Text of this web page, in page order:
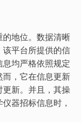
地位。数据清晰
平台所提供的信
均严格依照规定
，它在信息更新
新。并且，其操
器招标信息时，